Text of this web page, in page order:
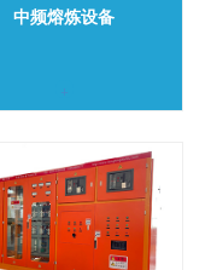
中频熔炼设备
+